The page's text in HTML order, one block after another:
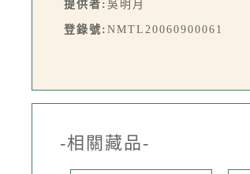
提供者: 吳明月
登錄號: NMTL20060900061
-相關藏品-